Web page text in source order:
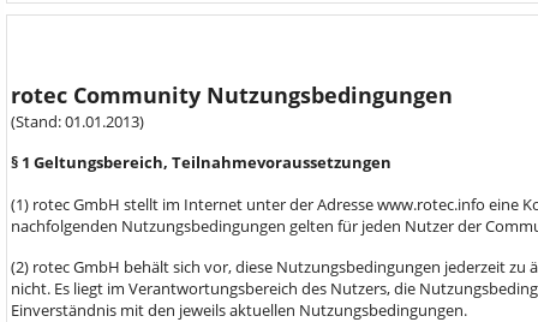
rotec Community Nutzungsbedingungen
(Stand: 01.01.2013)
§ 1 Geltungsbereich, Teilnahmevoraussetzungen
(1) rotec GmbH stellt im Internet unter der Adresse www.rotec.info eine
nachfolgenden Nutzungsbedingungen gelten für jeden Nutzer der
(2) rotec GmbH behält sich vor, diese Nutzungsbedingungen jederzeit
nicht. Es liegt im Verantwortungsbereich des Nutzers, die
Einverständnis mit den jeweils aktuellen Nutzungsbedingungen.